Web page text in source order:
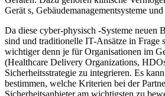
Gerät s, Gebäudemanagementsysteme und
Da diese cyber-physisch -Systeme neuen
sind und traditionelle IT-Ansätze in Frage
wichtiger denn je für Organisationen im
(Healthcare Delivery Organizations,
Sicherheitsstrategie zu integrieren. Es
bestimmen, welche Kriterien bei der
Sicherheitsanbieter am wichtigsten zu